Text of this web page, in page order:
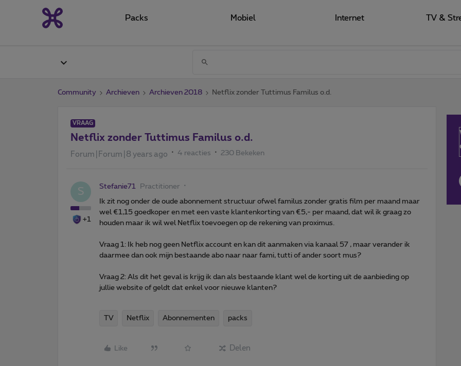
Packs Mobiel Internet TV &
Community Archieven Archieven 2018 Netflix zonder Tuttimus Familus o.d.
VRAAG
Netflix zonder Tuttimus Familus o.d.
Forum|Forum|8 years ago 4 reacties 230 Bekeken
S
+1
Stefanie71 Practitioner
Ik zit nog onder de oude abonnement structuur ofwel familus zonder gratis film per maand maar
wel €1,15 goedkoper en met een vaste klantenkorting van €5,- per maand, dat wil ik graag zo
houden maar ik wil wel Netflix toevoegen op de rekening van proximus.
Vraag 1: Ik heb nog geen Netflix account en kan dit aanmaken via kanaal 57 , maar verander ik
daarmee dan ook mijn bestaande abo naar naar fami, tutti of ander soort mus?
Vraag 2: Als dit het geval is krijg ik dan als bestaande klant wel de korting uit de aanbieding op
jullie website of geldt dat enkel voor nieuwe klanten?
TV Netflix Abonnementen packs
Like Delen